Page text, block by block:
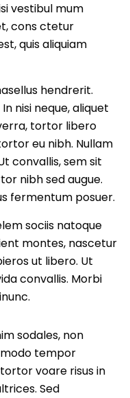
vestibul mum
cons ctetur
quis aliquiam
hendrerit.
nisi neque, aliquet
tortor libero
eu nibh. Nullam
convallis, sem sit
nibh sed augue.
fermentum posuer.
sociis natoque
montes, nascetur
ut libero. Ut
convallis. Morbi
sodales, non
tempor
voare risus in
Sed